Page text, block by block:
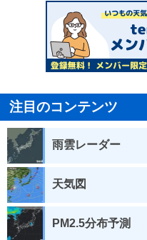
注目のコンテンツ
雨雲レーダー
天気図
PM2.5分布予測